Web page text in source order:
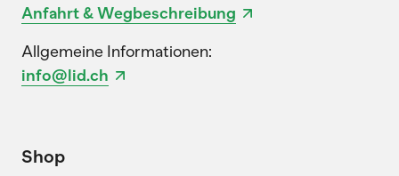
Anfahrt & Wegbeschreibung
Allgemeine Informationen:
info@lid.ch
Shop